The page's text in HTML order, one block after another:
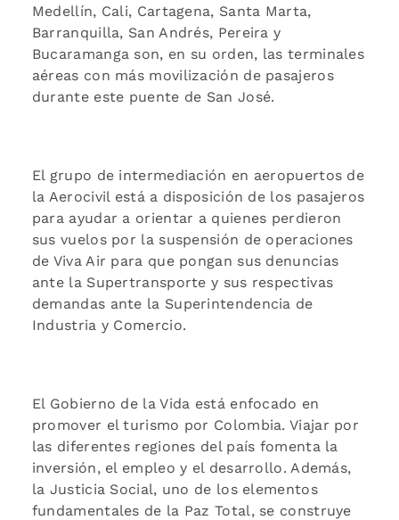
Medellín, Cali, Cartagena, Santa Marta,
Barranquilla, San Andrés, Pereira y
Bucaramanga son, en su orden, las terminales
aéreas con más movilización de pasajeros
durante este puente de San José.
El grupo de intermediación en aeropuertos de
la Aerocivil está a disposición de los pasajeros
para ayudar a orientar a quienes perdieron
sus vuelos por la suspensión de operaciones
de Viva Air para que pongan sus denuncias
ante la Supertransporte y sus respectivas
demandas ante la Superintendencia de
Industria y Comercio.
El Gobierno de la Vida está enfocado en
promover el turismo por Colombia. Viajar por
las diferentes regiones del país fomenta la
inversión, el empleo y el desarrollo. Además,
la Justicia Social, uno de los elementos
fundamentales de la Paz Total, se construye